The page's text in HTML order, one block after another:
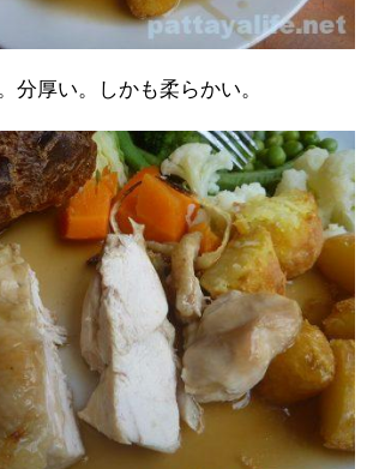
分厚い。しかも柔らかい。